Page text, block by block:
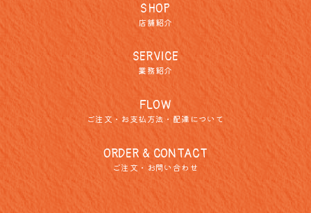
SHOP
店舗紹介
SERVICE
業務紹介
FLOW
ご注文・お支払方法・配達について
ORDER & CONTACT
ご注文・お問い合わせ